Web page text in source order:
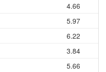
4.66
5.97
6.22
3.84
5.66